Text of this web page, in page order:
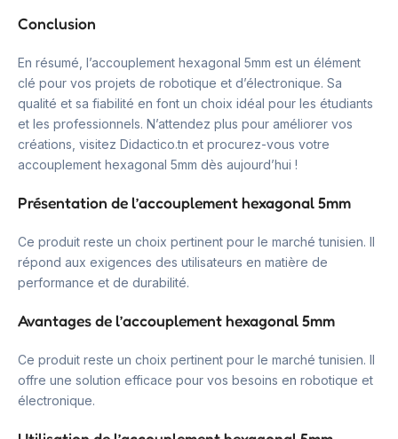
Conclusion
En résumé, l’accouplement hexagonal 5mm est un élément
clé pour vos projets de robotique et d’électronique. Sa
qualité et sa fiabilité en font un choix idéal pour les étudiants
et les professionnels. N’attendez plus pour améliorer vos
créations, visitez Didactico.tn et procurez-vous votre
accouplement hexagonal 5mm dès aujourd’hui !
Présentation de l’accouplement hexagonal 5mm
Ce produit reste un choix pertinent pour le marché tunisien. Il
répond aux exigences des utilisateurs en matière de
performance et de durabilité.
Avantages de l’accouplement hexagonal 5mm
Ce produit reste un choix pertinent pour le marché tunisien. Il
offre une solution efficace pour vos besoins en robotique et
électronique.